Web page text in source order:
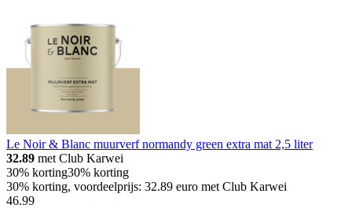
Le Noir & Blanc muurverf normandy green extra mat 2,5 liter
32.89 met Club Karwei
30% korting30% korting
30% korting, voordeelprijs: 32.89 euro met Club Karwei
46.99